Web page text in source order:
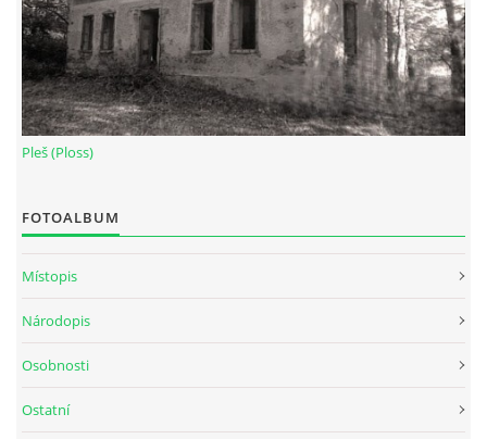
Pleš (Ploss)
FOTOALBUM
Místopis
Národopis
Osobnosti
Ostatní